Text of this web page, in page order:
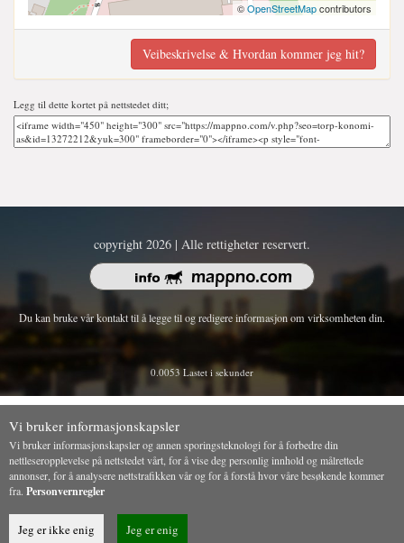
©OpenStreetMapcontributors
Veibeskrivelse & Hvordan kommer jeg hit?
Legg til dette kortet på nettstedet ditt;
copyright 2026 | Alle rettigheter reservert.
Du kan bruke vår kontakt til å legge til og redigere informasjon om virksomheten din.
0.0053 Lastet i sekunder
Vi bruker informasjonskapsler
Vi bruker informasjonskapsler og annen sporingsteknologi for å forbedre din
nettleseropplevelse på nettstedet vårt, for å vise deg personlig innhold og målrettede
annonser, for å analysere nettstrafikken vår og for å forstå hvor våre besøkende kommer
fra. Personvernregler
Jeg er ikke enig Jeg er enig